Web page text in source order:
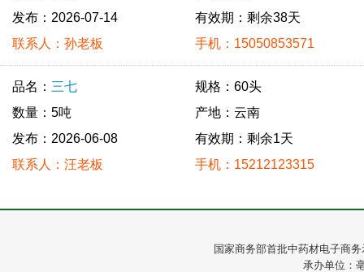
发布：2026-07-14
联系人：孙老板
有效期：剩余38天
手机：15050853571
品名： 三七
数量：5吨
发布：2026-06-08
联系人：汪老板
规格：60头
产地：云南
有效期：剩余1天
手机：15212123315
国家商务部首批中药材电子商
承办单位：